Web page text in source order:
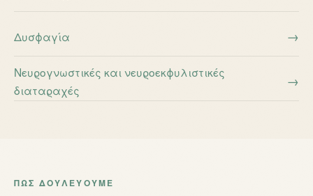
Δυσφαγία
Νευρογνωστικές και νευροεκφυλιστικές
διαταραχές
ΠΏΣ ΔΟΥΛΕΎΟΥΜΕ